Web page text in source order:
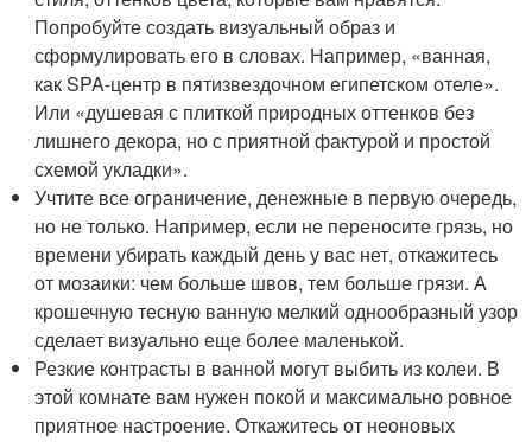
Попробуйте создать визуальный образ и
сформулировать его в словах. Например, «ванная,
как SPA-центр в пятизвездочном египетском отеле».
Или «душевая с плиткой природных оттенков без
лишнего декора, но с приятной фактурой и простой
схемой укладки».
Учтите все ограничение, денежные в первую очередь,
но не только. Например, если не переносите грязь, но
времени убирать каждый день у вас нет, откажитесь
от мозаики: чем больше швов, тем больше грязи. А
крошечную тесную ванную мелкий однообразный узор
сделает визуально еще более маленькой.
Резкие контрасты в ванной могут выбить из колеи. В
этой комнате вам нужен покой и максимально ровное
приятное настроение. Откажитесь от неоновых